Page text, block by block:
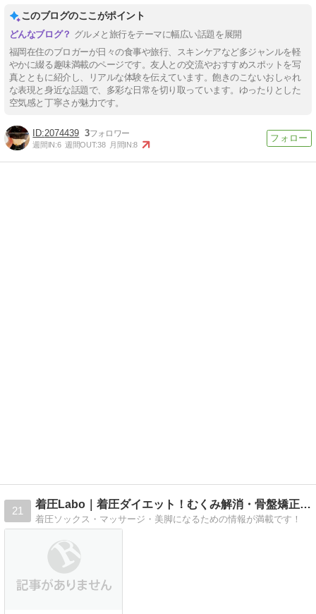
このブログのここがポイント
グルメと旅行をテーマに幅広い話題を展開
福岡在住のブロガーが日々の食事や旅行、スキンケアなど多ジャンルを軽
やかに綴る趣味満載のページです。友人との交流やおすすめスポットを写
真とともに紹介し、リアルな体験を伝えています。飽きのこないおしゃれ
な表現と身近な話題で、多彩な日常を切り取っています。ゆったりとした
空気感と丁寧さが魅力です。
2074439 3
週間IN:6 週間OUT:38 月間IN:8
21
着圧Labo｜着圧ダイエット！むくみ解消・骨盤矯正のお役立…
着圧ソックス・マッサージ・美脚になるための情報が満載です！